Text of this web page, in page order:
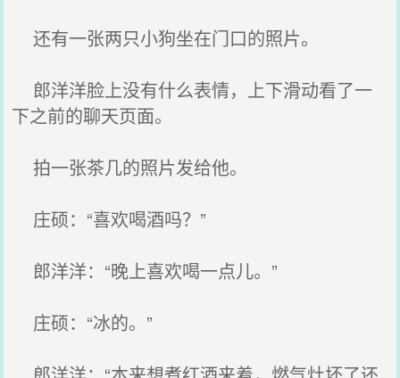
还有一张两只小狗坐在门口的照片。
郎洋洋脸上没有什么表情，上下滑动看了一
下之前的聊天页面。
拍一张茶几的照片发给他。
庄硕：“喜欢喝酒吗？”
郎洋洋：“晚上喜欢喝一点儿。”
庄硕：“冰的。”